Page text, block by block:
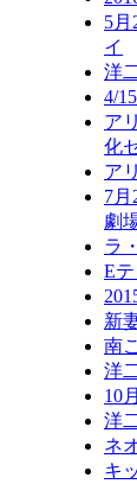
5
イ
洋
4/
ア
化
ア
7
劇
ラ
E
新
南
洋
10
洋
ネ
キ